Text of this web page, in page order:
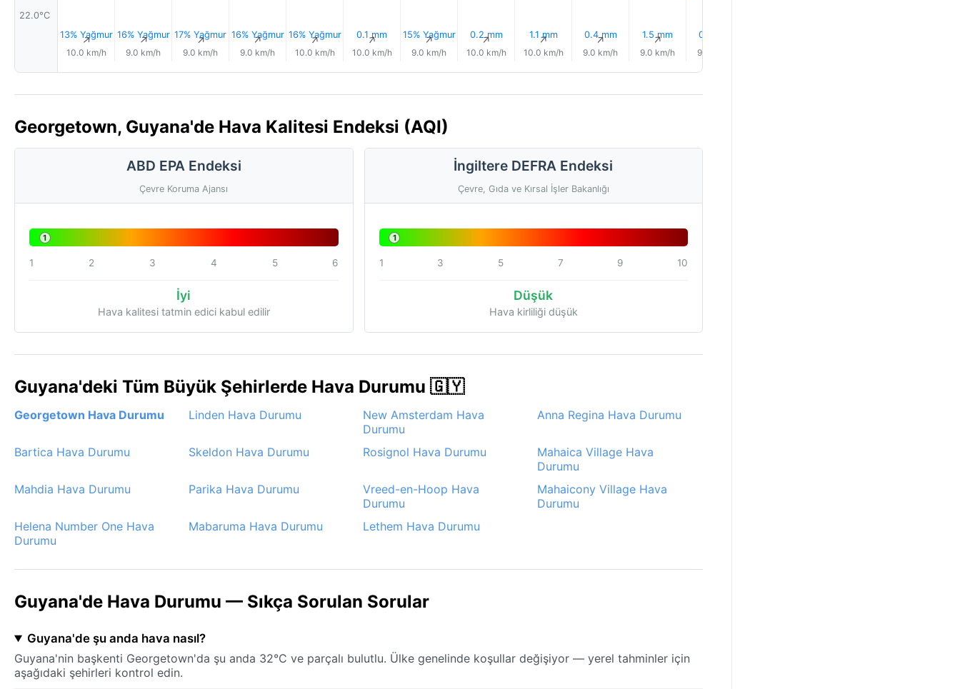
22.0°C
13% Yağmur
↑
10.0 km/h
16% Yağmur
↑
9.0 km/h
17% Yağmur
↑
9.0 km/h
16% Yağmur
↑
9.0 km/h
16% Yağmur
↑
10.0 km/h
0.1 mm
↑
10.0 km/h
15% Yağmur
↑
9.0 km/h
0.2 mm
↑
10.0 km/h
1.1 mm
↑
10.0 km/h
0.4 mm
↑
9.0 km/h
1.5 mm
↑
9.0 km/h
0.5 mm
9.0 km/h
Georgetown, Guyana'de Hava Kalitesi Endeksi (AQI)
ABD EPA Endeksi
Çevre Koruma Ajansı
1
1 2 3 4 5 6
İyi
Hava kalitesi tatmin edici kabul edilir
İngiltere DEFRA Endeksi
Çevre, Gıda ve Kırsal İşler Bakanlığı
1
1 3 5 7 9 10
Düşük
Hava kirliliği düşük
Guyana'deki Tüm Büyük Şehirlerde Hava Durumu 🇬🇾
Georgetown Hava Durumu Linden Hava Durumu
New Amsterdam Hava
Durumu
Anna Regina Hava Durumu
Bartica Hava Durumu Skeldon Hava Durumu Rosignol Hava Durumu
Mahaica Village Hava
Durumu
Mahdia Hava Durumu
Parika Hava Durumu
Vreed-en-Hoop Hava
Durumu
Mahaicony Village Hava
Durumu
Helena Number One Hava
Durumu
Mabaruma Hava Durumu Lethem Hava Durumu
Guyana'de Hava Durumu — Sıkça Sorulan Sorular
Guyana'de şu anda hava nasıl?
Guyana'nin başkenti Georgetown'da şu anda 32°C ve parçalı bulutlu. Ülke genelinde koşullar değişiyor — yerel tahminler için
aşağıdaki şehirleri kontrol edin.